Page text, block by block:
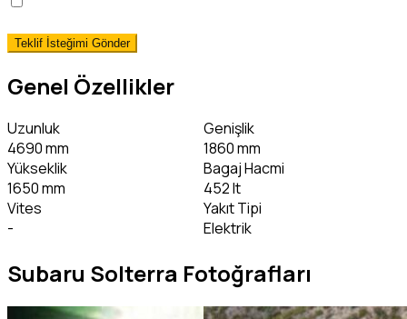
Genel Özellikler
Uzunluk
4690 mm
Genişlik
1860 mm
Yükseklik
1650 mm
Bagaj Hacmi
452 lt
Vites
-
Yakıt Tipi
Elektrik
Subaru Solterra Fotoğrafları